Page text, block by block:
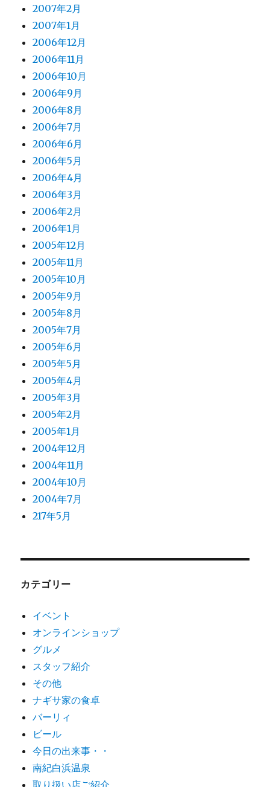
2007年2月
2007年1月
2006年12月
2006年11月
2006年10月
2006年9月
2006年8月
2006年7月
2006年6月
2006年5月
2006年4月
2006年3月
2006年2月
2006年1月
2005年12月
2005年11月
2005年10月
2005年9月
2005年8月
2005年7月
2005年6月
2005年5月
2005年4月
2005年3月
2005年2月
2005年1月
2004年12月
2004年11月
2004年10月
2004年7月
217年5月
カテゴリー
イベント
オンラインショップ
グルメ
スタッフ紹介
その他
ナギサ家の食卓
バーリィ
ビール
今日の出来事・・
南紀白浜温泉